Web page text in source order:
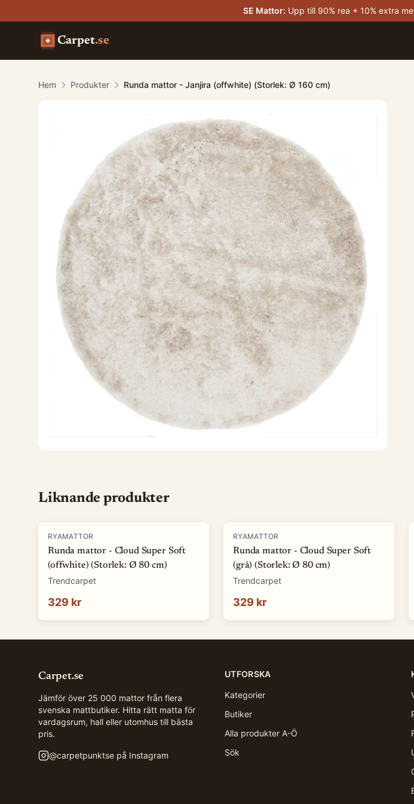
SE Mattor: Upp till 90% rea + 10% extra
Carpet.se
Hem Produkter Runda mattor - Janjira (offwhite) (Storlek: Ø 160 cm)
Liknande produkter
RYAMATTOR
Runda mattor - Cloud Super Soft
(offwhite) (Storlek: Ø 80 cm)
Trendcarpet
329 kr
RYAMATTOR
Runda mattor - Cloud Super Soft
(grå) (Storlek: Ø 80 cm)
Trendcarpet
329 kr
Carpet.se
Jämför över 25 000 mattor från flera
svenska mattbutiker. Hitta rätt matta för
vardagsrum, hall eller utomhus till bästa
pris.
@carpetpunktse på Instagram
UTFORSKA
Kategorier
Butiker
Alla produkter A-Ö
Sök